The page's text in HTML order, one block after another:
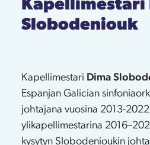
Kapellimestari
Slobodeniouk
Kapellimestari Dima
Espanjan Galician
johtajana vuosina 2013-
ylikapellimestarina
kysytyn Slobodenioukin